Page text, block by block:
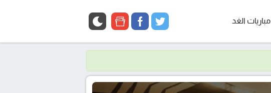
مباريات الغد twitter
facebook
google